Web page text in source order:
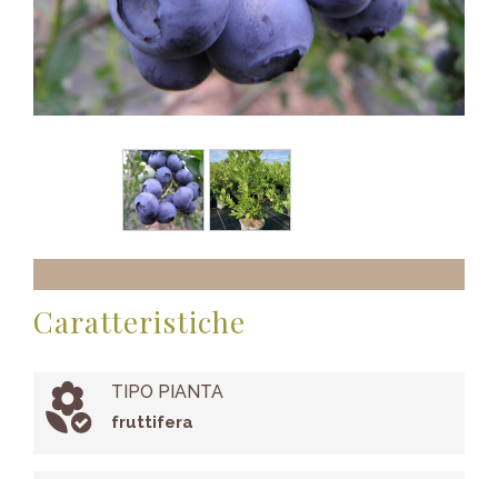
Caratteristiche
TIPO PIANTA
fruttifera